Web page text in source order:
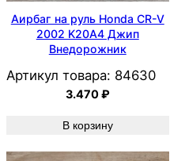
Аирбаг на руль Honda CR-V
2002 K20A4 Джип
Внедорожник
Артикул товара: 84630
3.470₽
В корзину